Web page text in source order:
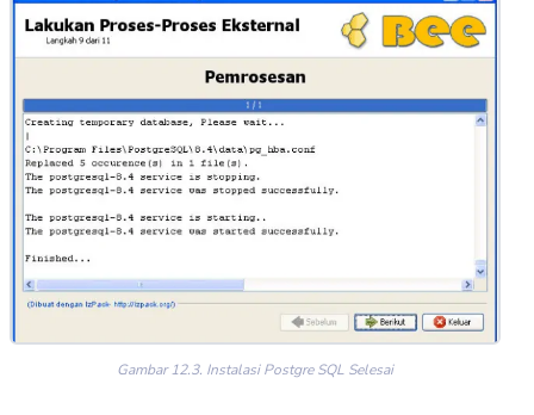
Gambar 12.3. Instalasi Postgre SQL Selesai